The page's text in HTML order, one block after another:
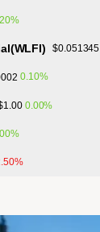
$0.051345
0.10%
0.00%